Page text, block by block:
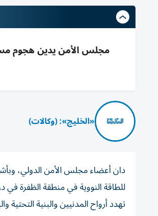
مجلس الأمن يدين هجوم
«الخليج»: (وكالات)
دان أعضاء مجلس الأمن الدولي،
للطاقة النووية في منطقة الظفرة
تهدد أرواح المدنيين والبنية التحتية